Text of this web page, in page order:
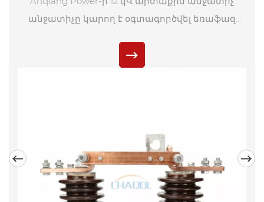
անջատիչը կարող է օգտագործվել եռաֆազ
շահագործման համար: Սա միաբևեռ բարձր
լարման անջատիչ սարք է, որն ընդհանուր
փակելու համար: Այն առանձնանում է ֆիքսված
ձգվող կեռիկով և ինքնափակման մեխանիզմով
և շահագործվում է մեկուսացված կեռիկով
ճկուն և հուսալի շահագործման համար: